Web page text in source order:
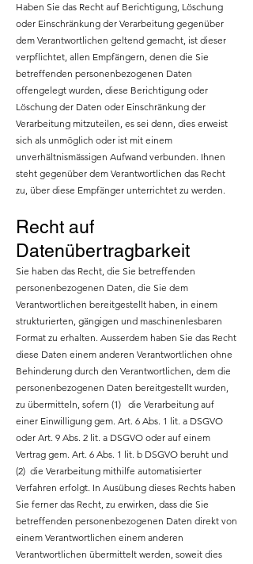
Haben Sie das Recht auf Berichtigung, Löschung
oder Einschränkung der Verarbeitung gegenüber
dem Verantwortlichen geltend gemacht, ist dieser
verpflichtet, allen Empfängern, denen die Sie
betreffenden personenbezogenen Daten
offengelegt wurden, diese Berichtigung oder
Löschung der Daten oder Einschränkung der
Verarbeitung mitzuteilen, es sei denn, dies erweist
sich als unmöglich oder ist mit einem
unverhältnismässigen Aufwand verbunden. Ihnen
steht gegenüber dem Verantwortlichen das Recht
zu, über diese Empfänger unterrichtet zu werden.
Recht auf
Datenübertragbarkeit
Sie haben das Recht, die Sie betreffenden
personenbezogenen Daten, die Sie dem
Verantwortlichen bereitgestellt haben, in einem
strukturierten, gängigen und maschinenlesbaren
Format zu erhalten. Ausserdem haben Sie das Recht
diese Daten einem anderen Verantwortlichen ohne
Behinderung durch den Verantwortlichen, dem die
personenbezogenen Daten bereitgestellt wurden,
zu übermitteln, sofern (1) die Verarbeitung auf
einer Einwilligung gem. Art. 6 Abs. 1 lit. a DSGVO
oder Art. 9 Abs. 2 lit. a DSGVO oder auf einem
Vertrag gem. Art. 6 Abs. 1 lit. b DSGVO beruht und
(2) die Verarbeitung mithilfe automatisierter
Verfahren erfolgt. In Ausübung dieses Rechts haben
Sie ferner das Recht, zu erwirken, dass die Sie
betreffenden personenbezogenen Daten direkt von
einem Verantwortlichen einem anderen
Verantwortlichen übermittelt werden, soweit dies